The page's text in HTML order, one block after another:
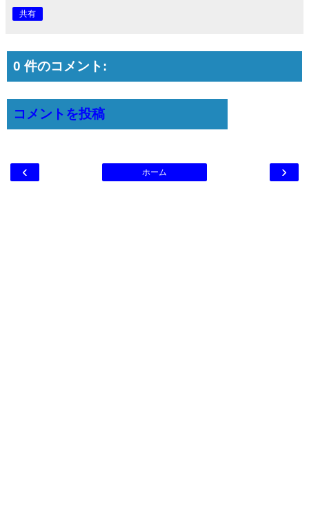
共有
0 件のコメント:
コメントを投稿
‹ ›
ホーム